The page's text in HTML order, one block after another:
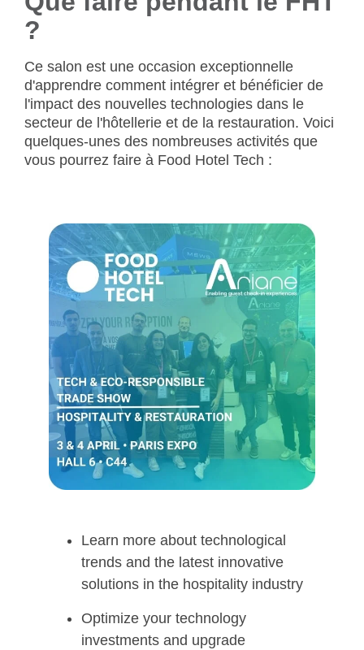
?
Ce salon est une occasion exceptionnelle
d'apprendre comment intégrer et bénéficier de
l'impact des nouvelles technologies dans le
secteur de l'hôtellerie et de la restauration. Voici
quelques-unes des nombreuses activités que
vous pourrez faire à Food Hotel Tech :
Learn more about technological
trends and the latest innovative
solutions in the hospitality industry
Optimize your technology
investments and upgrade